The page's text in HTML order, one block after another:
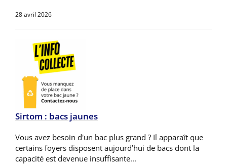
28 avril 2026
Sirtom : bacs jaunes
Vous avez besoin d'un bac plus grand ? Il apparaît que
certains foyers disposent aujourd’hui de bacs dont la
capacité est devenue insuffisante...